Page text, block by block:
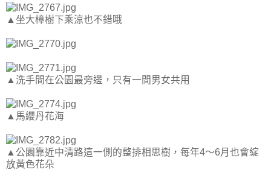
▲坐大樟樹下乘涼也不錯哦
▲洗手間在公園最旁邊，只有一間男女共用
▲馬纓丹花海
▲公園靠近中清路這一側的整排相思樹，每年4～6月也會綻
放黃色花朵